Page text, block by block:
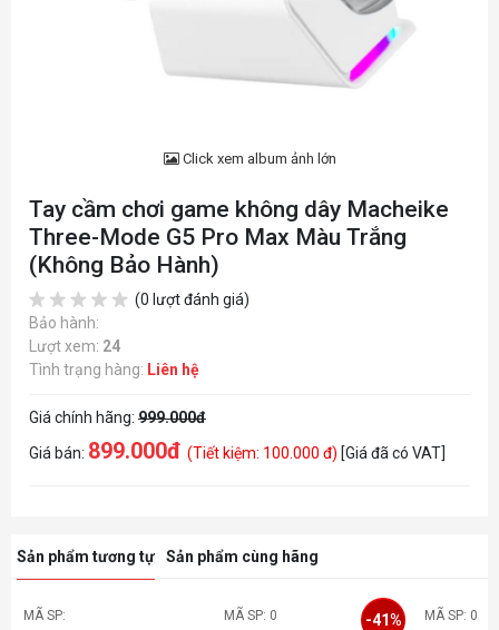
Click xem album ảnh lớn
Tay cầm chơi game không dây Macheike
Three-Mode G5 Pro Max Màu Trắng
(Không Bảo Hành)
(0 lượt đánh giá)
Bảo hành:
Lượt xem: 24
Tình trạng hàng: Liên hệ
Giá chính hãng: 999.000đ
Giá bán: 899.000đ (Tiết kiệm: 100.000 đ) [Giá đã có VAT]
Sản phẩm tương tự Sản phẩm cùng hãng
MÃ SP: MÃ SP: 0 -41% MÃ SP: 0